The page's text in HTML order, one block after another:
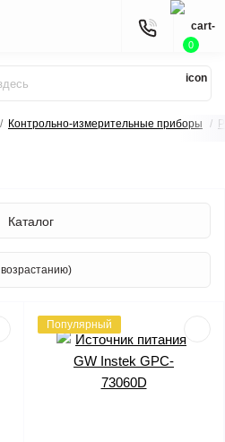
0
Контрольно-измерительные приборы
Каталог
Популярный